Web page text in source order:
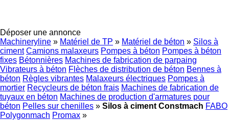
Déposer une annonce
Machineryline » Matériel de TP » Matériel de béton » Silos à
ciment Camions malaxeurs Pompes à béton Pompes à béton
fixes Bétonnières Machines de fabrication de parpaing
Vibrateurs à béton Flèches de distribution de béton Bennes à
béton Règles vibrantes Malaxeurs électriques Pompes à
mortier Recycleurs de béton frais Machines de fabrication de
tuyaux en béton Machines de production d'armatures pour
béton Pelles sur chenilles » Silos à ciment Constmach FABO
Polygonmach Promax »